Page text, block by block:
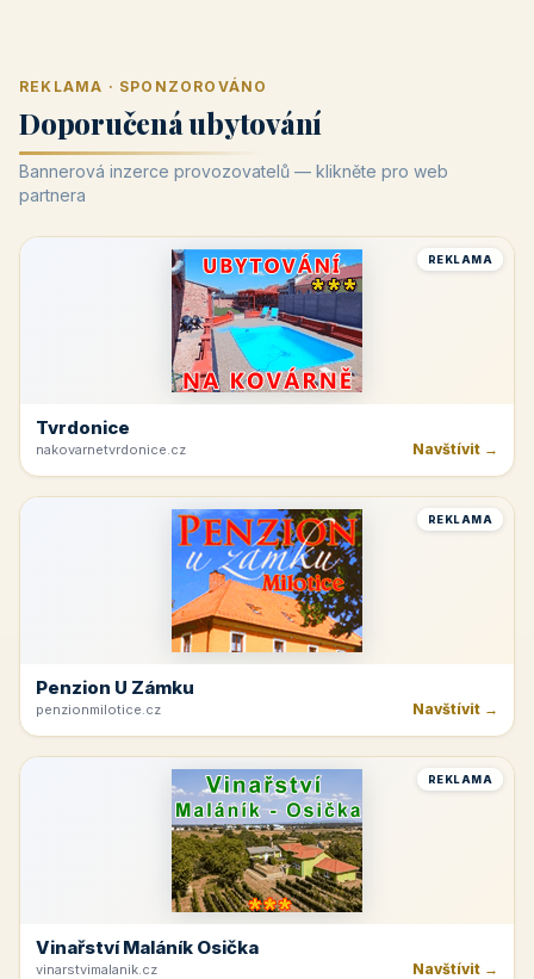
REKLAMA · SPONZOROVÁNO
Doporučená ubytování
Bannerová inzerce provozovatelů — klikněte pro web
partnera
REKLAMA
Tvrdonice
nakovarnetvrdonice.cz Navštívit →
REKLAMA
Penzion U Zámku
penzionmilotice.cz Navštívit →
REKLAMA
Vinařství Maláník Osička
vinarstvimalanik.cz Navštívit →